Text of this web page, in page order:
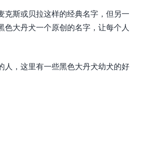
克斯或贝拉这样的经典名字，但另一
色大丹犬一个原创的名字，让每个人
人，这里有一些黑色大丹犬幼犬的好